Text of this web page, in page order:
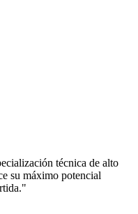
técnica de alto
su máximo potencial